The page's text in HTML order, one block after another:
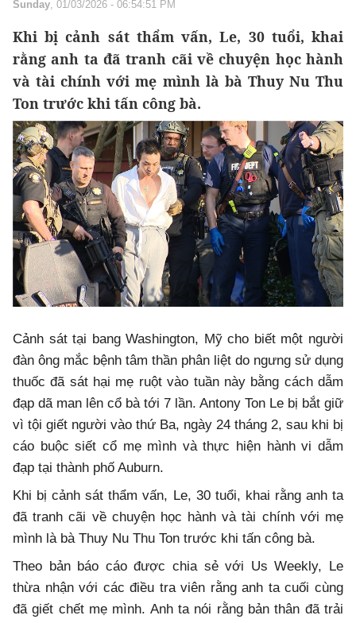
Sunday, 01/03/2026 - 06:54:51 PM
Khi bị cảnh sát thẩm vấn, Le, 30 tuổi, khai
rằng anh ta đã tranh cãi về chuyện học hành
và tài chính với mẹ mình là bà Thuy Nu Thu
Ton trước khi tấn công bà.
Cảnh sát tại bang Washington, Mỹ cho biết một người
đàn ông mắc bệnh tâm thần phân liệt do ngưng sử dụng
thuốc đã sát hại mẹ ruột vào tuần này bằng cách dẫm
đạp dã man lên cổ bà tới 7 lần. Antony Ton Le bị bắt giữ
vì tội giết người vào thứ Ba, ngày 24 tháng 2, sau khi bị
cáo buộc siết cổ mẹ mình và thực hiện hành vi dẫm
đạp tại thành phố Auburn.
Khi bị cảnh sát thẩm vấn, Le, 30 tuổi, khai rằng anh ta
đã tranh cãi về chuyện học hành và tài chính với mẹ
mình là bà Thuy Nu Thu Ton trước khi tấn công bà.
Theo bản báo cáo được chia sẻ với Us Weekly, Le
thừa nhận với các điều tra viên rằng anh ta cuối cùng
đã giết chết mẹ mình. Anh ta nói rằng bản thân đã trải